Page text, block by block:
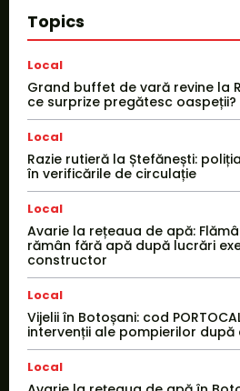
Topics
Local
Grand buffet de vară revine la
ce surprize pregătesc oaspeții?
Local
Razie rutieră la Ștefănești:
în verificările de circulație
Local
Avarie la rețeaua de apă:
rămân fără apă după lucrări
constructor
Local
Vijelii în Botoșani: cod
intervenții ale pompierilor
Local